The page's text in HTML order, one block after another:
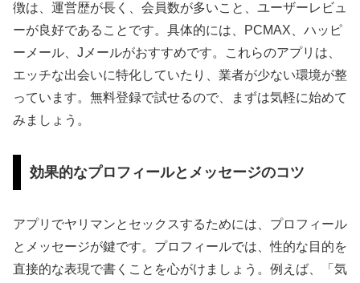
徴は、運営歴が長く、会員数が多いこと、ユーザーレビュ
ーが良好であることです。具体的には、PCMAX、ハッピ
ーメール、Jメールがおすすめです。これらのアプリは、
エッチな出会いに特化していたり、業者が少ない環境が整
っています。無料登録で試せるので、まずは気軽に始めて
みましょう。
効果的なプロフィールとメッセージのコツ
アプリでヤリマンとセックスするためには、プロフィール
とメッセージが鍵です。プロフィールでは、性的な目的を
直接的な表現で書くことを心がけましょう。例えば、「気